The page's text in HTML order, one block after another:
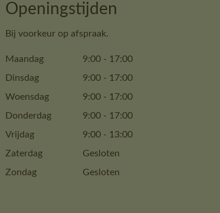
Openingstijden
Bij voorkeur op afspraak.
Maandag 9:00 - 17:00
Dinsdag
9:00 - 17:00
Woensdag
9:00 - 17:00
Donderdag
9:00 - 17:00
Vrijdag
9:00 - 13:00
Zaterdag
Gesloten
Zondag
Gesloten